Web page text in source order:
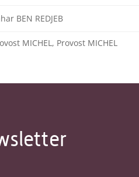
BEN REDJEB
MICHEL, Provost MICHEL